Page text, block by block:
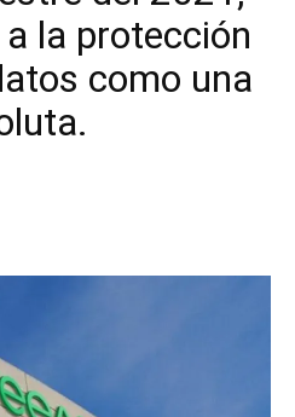
la protección
como una